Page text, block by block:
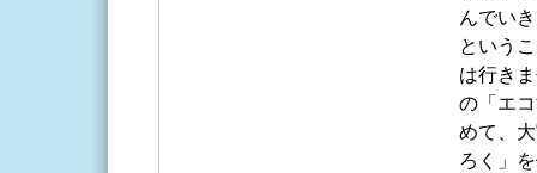
んでい
という
は行き
の「エ
めて、
ろく」